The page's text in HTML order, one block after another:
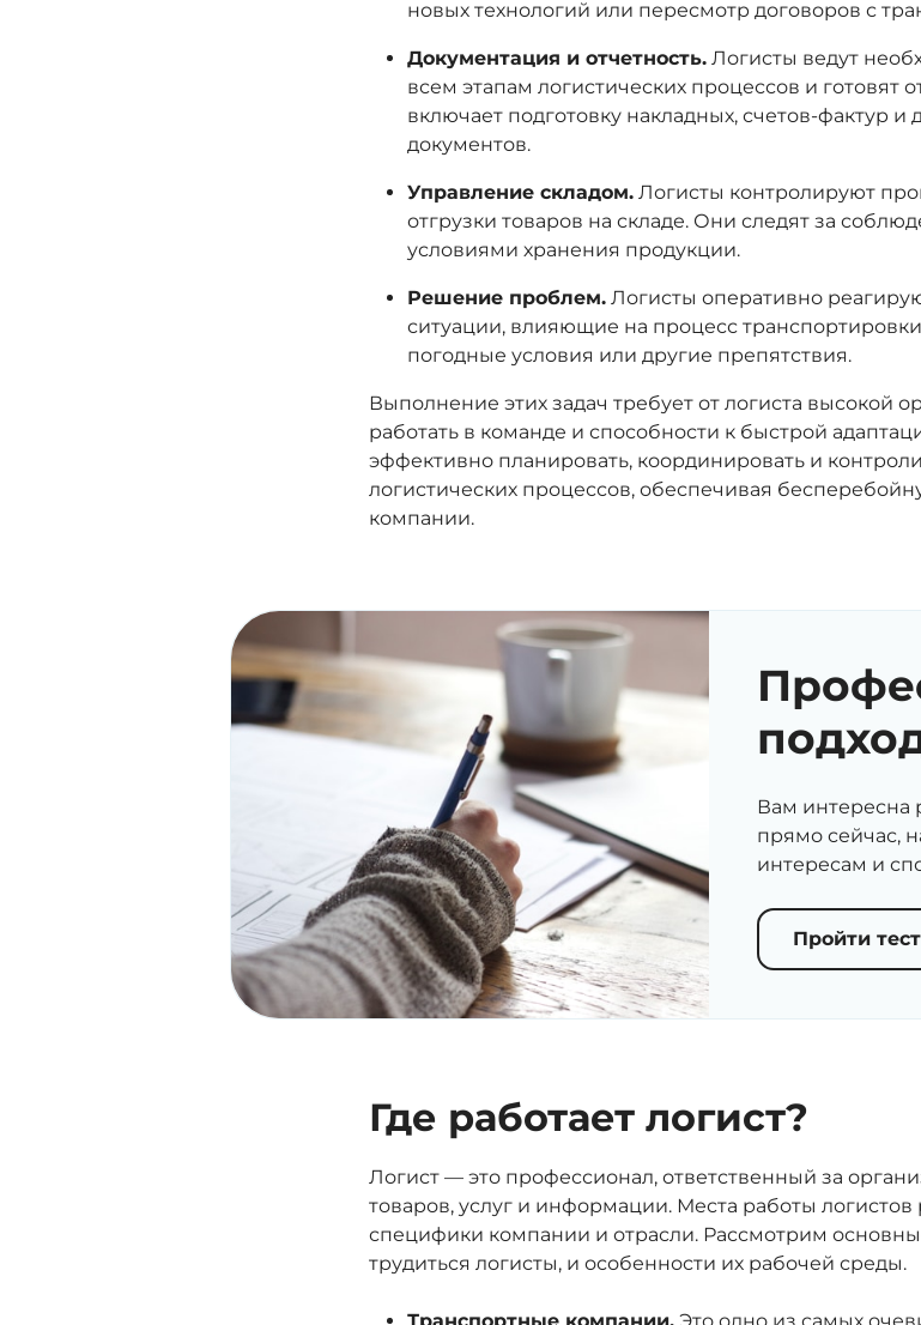
новых технологий или пересмотр договоров с
Документация и отчетность. Логисты ведут
всем этапам логистических процессов и готовят
включает подготовку накладных, счетов-фактур и
документов.
Управление складом. Логисты контролируют
отгрузки товаров на складе. Они следят за
условиями хранения продукции.
Решение проблем. Логисты оперативно
ситуации, влияющие на процесс
погодные условия или другие препятствия.
Выполнение этих задач требует от логиста высокой
работать в команде и способности к быстрой
эффективно планировать, координировать и
логистических процессов, обеспечивая
компании.
Вам интересна
прямо сейчас,
интересам и
Пройти
Где работает логист?
Логист — это профессионал, ответственный за
товаров, услуг и информации. Места работы
специфики компании и отрасли. Рассмотрим
трудиться логисты, и особенности их рабочей среды.